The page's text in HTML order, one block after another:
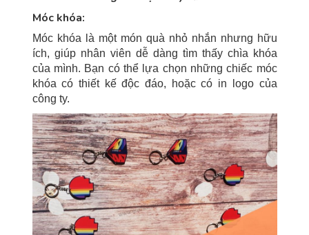
Móc khóa:
Móc khóa là một món quà nhỏ nhắn nhưng hữu
ích, giúp nhân viên dễ dàng tìm thấy chìa khóa
của mình. Bạn có thể lựa chọn những chiếc móc
khóa có thiết kế độc đáo, hoặc có in logo của
công ty.